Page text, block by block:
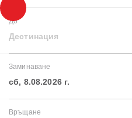
До
Дестинация
Заминаване
сб, 8.08.2026 г.
Връщане